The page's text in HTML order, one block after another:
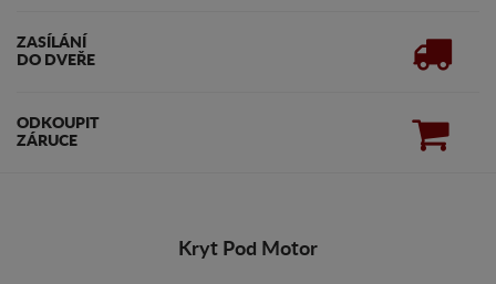
ZASÍLÁNÍ
DO DVEŘE
ODKOUPIT
ZÁRUCE
Kryt Pod Motor